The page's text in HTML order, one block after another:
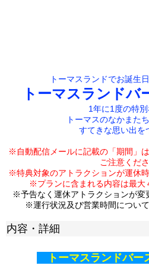
トーマスランドでお誕生
トーマスランドバ
1年に1度の特
トーマスのなかまた
すてきな思い出を
※自動配信メールに記載の「期間」
ご注意くださ
※特典対象のアトラクションが運休
※プランに含まれる内容は最大
※予告なく運休アトラクションが変
※運行状況及び営業時間につい
内容・詳細
トーマスランドバー